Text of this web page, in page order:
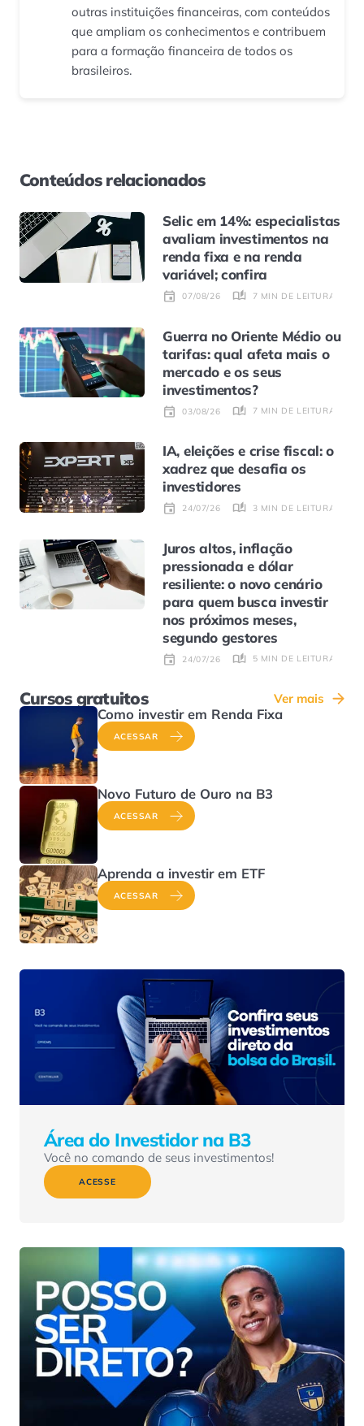
outras instituições financeiras, com conteúdos
que ampliam os conhecimentos e contribuem
para a formação financeira de todos os
brasileiros.
Conteúdos relacionados
Selic em 14%: especialistas
avaliam investimentos na
renda fixa e na renda
variável; confira
07/08/26 7 MIN DE LEITURA
Guerra no Oriente Médio ou
tarifas: qual afeta mais o
mercado e os seus
investimentos?
03/08/26 7 MIN DE LEITURA
IA, eleições e crise fiscal: o
xadrez que desafia os
investidores
24/07/26 3 MIN DE LEITURA
Juros altos, inflação
pressionada e dólar
resiliente: o novo cenário
para quem busca investir
nos próximos meses,
segundo gestores
24/07/26 5 MIN DE LEITURA
Cursos gratuitos Ver mais
Como investir em Renda Fixa
ACESSAR
Novo Futuro de Ouro na B3
ACESSAR
Aprenda a investir em ETF
ACESSAR
Área do Investidor na B3
Você no comando de seus investimentos!
ACESSE